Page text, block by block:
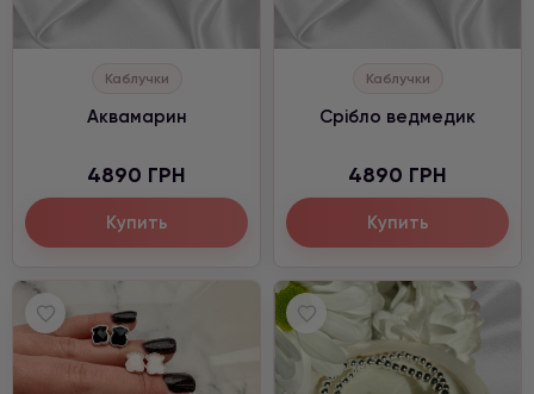
Каблучки
Аквамарин
4890 ГРН
Купить
Каблучки
Cрібло ведмедик
4890 ГРН
Купить